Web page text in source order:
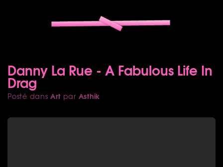
Danny La Rue - A Fabulous Life In
Drag
Posté dansArt par Asthik